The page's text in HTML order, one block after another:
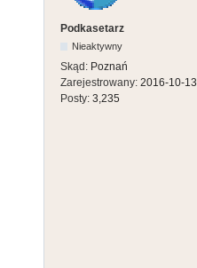
Podkasetarz
Nieaktywny
Skąd: Poznań
Zarejestrowany: 2016-10-13
Posty: 3,235